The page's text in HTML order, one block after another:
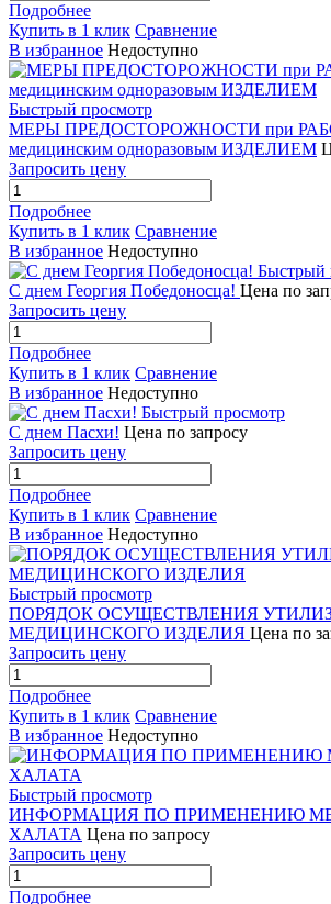
Подробнее
Купить в 1 клик Сравнение
В избранное Недоступно
Быстрый просмотр
МЕРЫ ПРЕДОСТОРОЖНОСТИ при
медицинским одноразовым ИЗДЕЛИЕМ
Запросить цену
Подробнее
Купить в 1 клик Сравнение
В избранное Недоступно
Быстрый
С днем Георгия Победоносца! Цена по
Запросить цену
Подробнее
Купить в 1 клик Сравнение
В избранное Недоступно
Быстрый просмотр
С днем Пасхи! Цена по запросу
Запросить цену
Подробнее
Купить в 1 клик Сравнение
В избранное Недоступно
Быстрый просмотр
ПОРЯДОК ОСУЩЕСТВЛЕНИЯ
МЕДИЦИНСКОГО ИЗДЕЛИЯ Цена по
Запросить цену
Подробнее
Купить в 1 клик Сравнение
В избранное Недоступно
Быстрый просмотр
ИНФОРМАЦИЯ ПО ПРИМЕНЕНИЮ
ХАЛАТА Цена по запросу
Запросить цену
Подробнее